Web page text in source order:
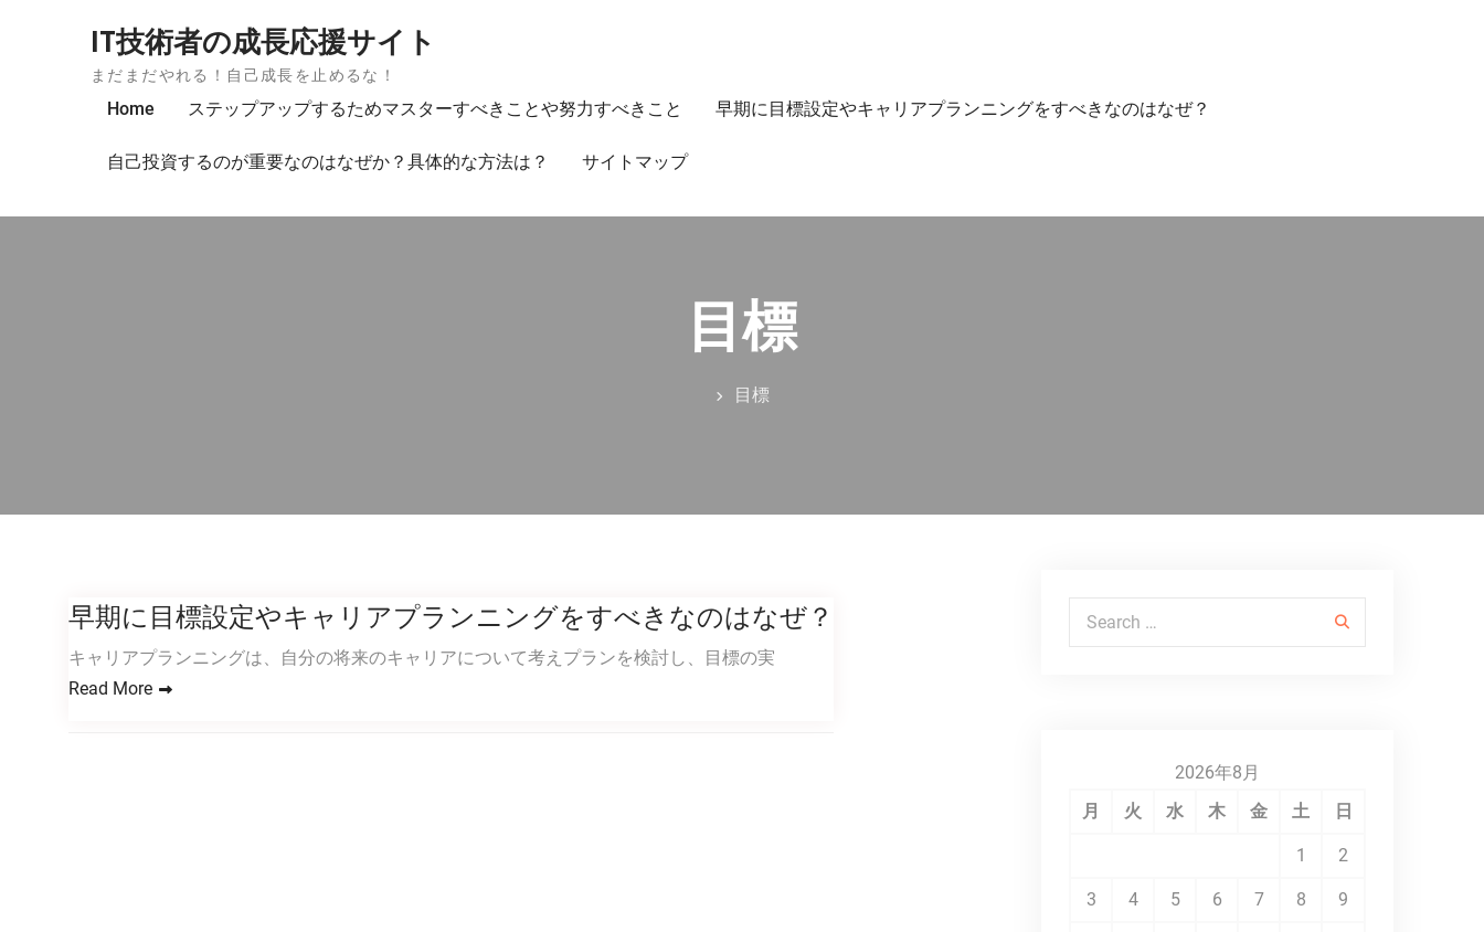
IT技術者の成長応援サイト
まだまだやれる！自己成長を止めるな！
Home ステップアップするためマスターすべきことや努力すべきこと 早期に目標設定やキャリアプランニングをすべきなのはなぜ？
自己投資するのが重要なのはなぜか？具体的な方法は？ サイトマップ
目標
目標
早期に目標設定やキャリアプランニングをすべきなのはなぜ？
キャリアプランニングは、自分の将来のキャリアについて考えプランを検討し、目標の実
Read More
Search for:
2026年8月
月
火 水 木 金 土 日
1 2
3 4 5 6 7 8 9